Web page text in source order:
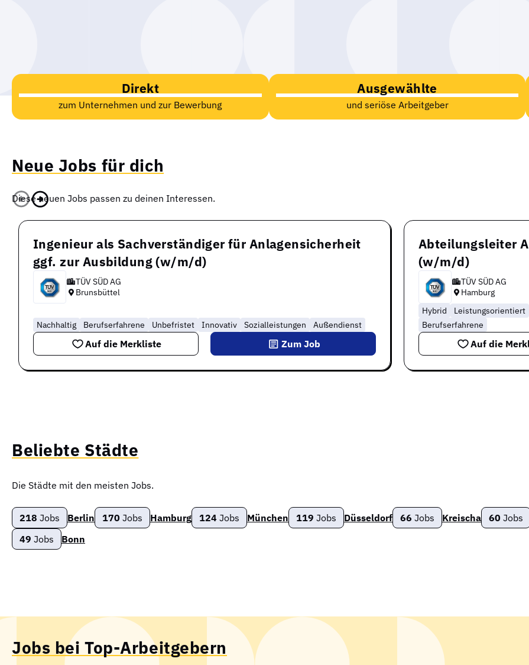
Direkt
zum Unternehmen und zur Bewerbung
Ausgewählte
und seriöse Arbeitgeber
Neue Jobs für dich
Diese neuen Jobs passen zu deinen Interessen.
Ingenieur als Sachverständiger für Anlagensicherheit
ggf. zur Ausbildung (w/m/d)
TÜV SÜD AG
Brunsbüttel
Nachhaltig Berufserfahrene Unbefristet Innovativ Sozialleistungen Außendienst
Auf die Merkliste Zum Job
Abteilungsleiter
(w/m/d)
TÜV SÜD AG
Hamburg
Hybrid
Leistungsorientiert
Berufserfahrene
Auf die
Beliebte Städte
Die Städte mit den meisten Jobs.
218 Jobs Berlin 170 Jobs Hamburg 124 Jobs München 119 Jobs Düsseldorf 66 Jobs Kreischa 60 Jobs
49 Jobs Bonn
Jobs bei Top-Arbeitgebern